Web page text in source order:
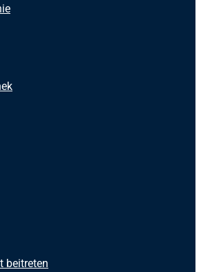
beitreten